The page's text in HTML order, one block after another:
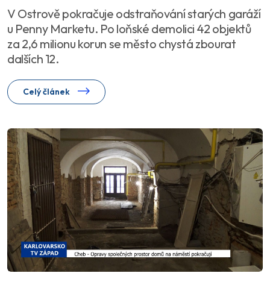
V Ostrově pokračuje odstraňování starých garáží
u Penny Marketu. Po loňské demolici 42 objektů
za 2,6 milionu korun se město chystá zbourat
dalších 12.
Celý článek